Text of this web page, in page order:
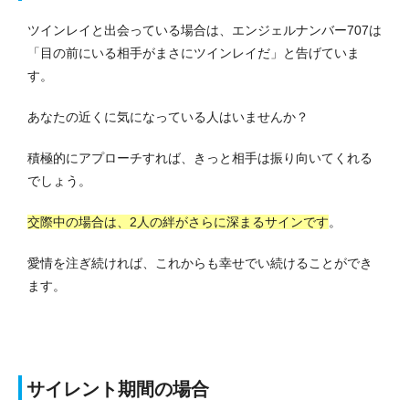
ツインレイと出会っている場合は、エンジェルナンバー707は
「目の前にいる相手がまさにツインレイだ」と告げていま
す。
あなたの近くに気になっている人はいませんか？
積極的にアプローチすれば、きっと相手は振り向いてくれる
でしょう。
交際中の場合は、2人の絆がさらに深まるサインです。
愛情を注ぎ続ければ、これからも幸せでい続けることができ
ます。
サイレント期間の場合